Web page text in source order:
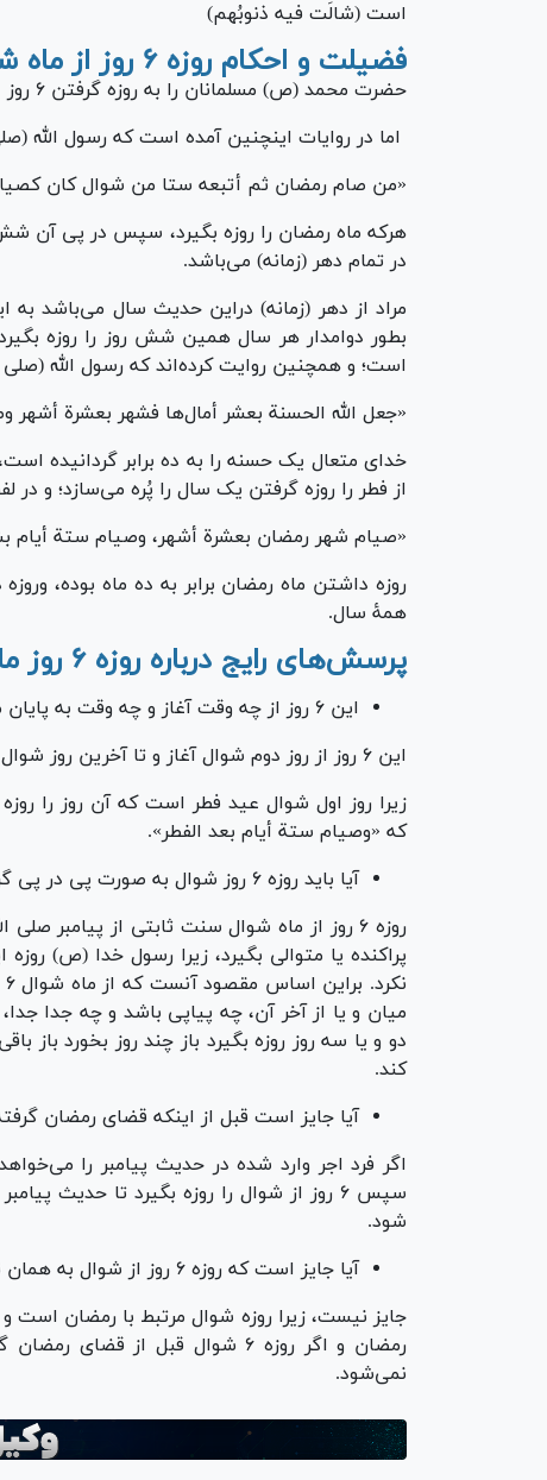
است (شالَت فیه ذنوبُهم)
فضیلت و احکام روزه ۶ روز از ماه شوال
حضرت محمد (ص) مسلمانان را به روزه گرفتن ۶ روز از ماه شوال، تشویق فرموده است.
اما در روایات اینچنین آمده است که رسول الله
«من صام رمضان ثم أتبعه ستا من شوال کان
هرکه ماه رمضان را روزه بگیرد، سپس در پی آن
در تمام دهر (زمانه) می‌باشد.
مراد از دهر (زمانه) دراین حدیث سال می‌باشد
بطور دوامدار هر سال همین شش روز را روزه
است؛ و همچنین روایت کرده‌اند که رسول الله (صلی
«جعل الله الحسنة بعشر أمال‌ها فشهر بعشرة أشهر
از فطر را روزه گرفتن یک سال را پُره می‌سازد؛ و
«صیام شهر رمضان بعشرة أشهر، وصیام ستة أیام
روزه داشتن ماه رمضان برابر به ده ماه بوده،
همۀ سال.
پرسش‌های رایج درباره روزه ۶ روز ماه شوال
این ۶ روز از چه وقت آغاز و چه وقت به پایان می‌رسد؟
این ۶ روز از روز دوم شوال آغاز و تا آخرین روز شوال ادامه دارد.
زیرا روز اول شوال عید فطر است که آن روز را
که «وصیام ستة أیام بعد الفطر».
آیا باید روزه ۶ روز شوال به صورت پی در پی گرفته شود یا به صورت پراکنده امکان پذیر است؟
روزه ۶ روز از ماه شوال سنت ثابتی از
پراکنده یا متوالی بگیرد، زیرا رسول خدا (ص) روزه
میان و یا از آخر آن، چه پیاپی باشد و چه جدا
کند.
آیا جایز است قبل از اینکه قضای رمضان گرفته شود فرد ابتدا ۶ روز
اگر فرد اجر وارد شده در حدیث پیامبر را
سپس ۶ روز از شوال را روزه بگیرد تا
شود.
آیا جایز است که روزه ۶ روز از شوال به همان نیت قضای رمضان گرفته شود؟
رمضان و اگر روزه ۶ شوال قبل
نمی‌شود.